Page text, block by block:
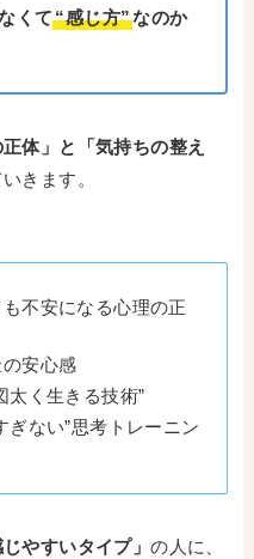
くて“感じ方”なのか
正体」と「気持ちの整え
きます。
不安になる心理の正
の安心感
太く生きる技術”
ぎない”思考トレーニン
じやすいタイプ」の人に、